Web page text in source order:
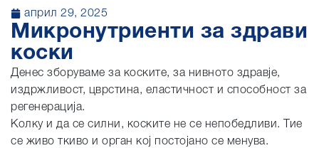
април 29, 2025
Микронутриенти за здрави
коски
Денес зборуваме за коските, за нивното здравје,
издржливост, цврстина, еластичност и способност за
регенерација.
Колку и да се силни, коските не се непобедливи. Тие
се живо ткиво и орган кој постојано се менува.